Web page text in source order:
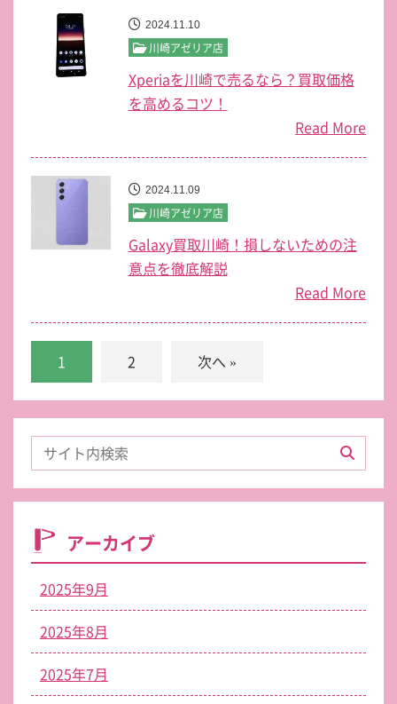
2024.11.10
川崎アゼリア店
Xperiaを川崎で売るなら？買取価格
を高めるコツ！
Read More
2024.11.09
川崎アゼリア店
Galaxy買取川崎！損しないための注
意点を徹底解説
Read More
1 2 次へ »
アーカイブ
2025年9月
2025年8月
2025年7月